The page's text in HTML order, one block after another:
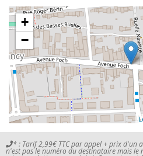
+
−
* : Tarif 2,99€ TTC par appel + prix d'un
n'est pas le numéro du destinataire mais